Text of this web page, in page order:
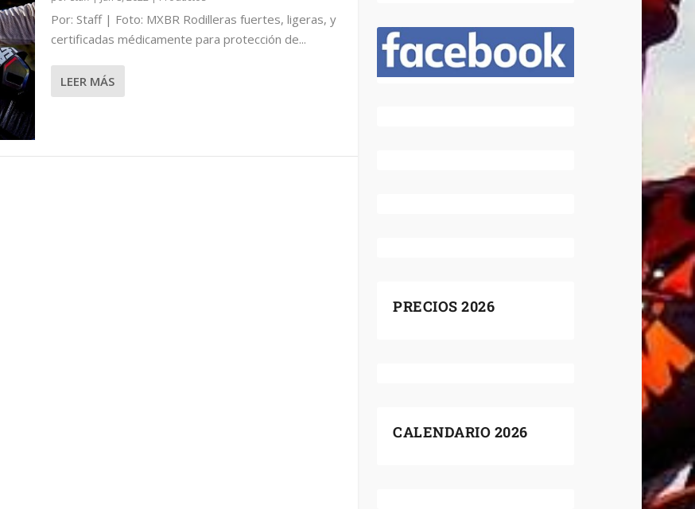
Por: Staff | Foto: MXBR Rodilleras fuertes, ligeras, y
certificadas médicamente para protección de...
LEER MÁS
PRECIOS 2026
CALENDARIO 2026